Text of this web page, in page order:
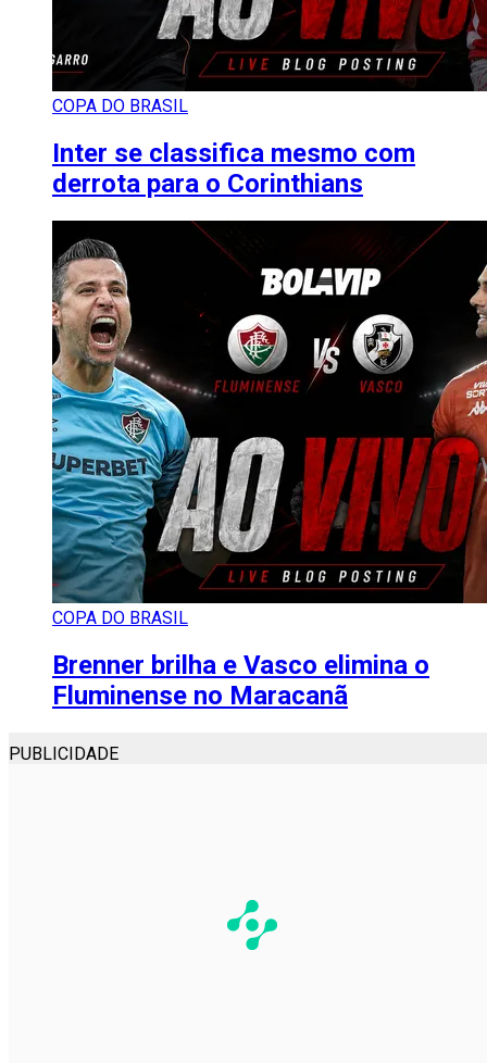
COPA DO BRASIL
Inter se classifica mesmo com
derrota para o Corinthians
COPA DO BRASIL
Brenner brilha e Vasco elimina o
Fluminense no Maracanã
PUBLICIDADE